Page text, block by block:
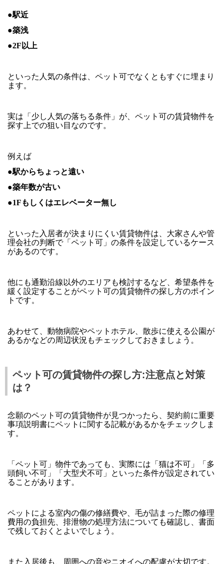
●駅近
●築浅
●2F以上
といった人気の条件は、ペット可でなくともすぐに埋まり
ます。
実は「少し人気の落ちる条件」が、ペット可の賃貸物件を
探す上での狙い目なのです。
例えば
●駅からちょっと遠い
●築年数が古い
●1Fもしくはエレベーター無し
といった入居者が決まりにくい賃貸物件は、大家さんや管
理会社の判断で「ペット可」の条件を設定しているケース
があるのです。
他にも通勤沿線以外のエリアも検討するなど、希望条件を
緩く設定することがペット可の賃貸物件の探し方のポイン
トです。
あわせて、動物病院やペットホテル、散歩に使える公園が
あるかなどの周辺状況もチェックしておきましょう。
ペット可の賃貸物件の探し方:注意点と対策
は？
念願のペット可の賃貸物件が見つかったら、契約前に重要
事項説明書にペットに関する記載があるかをチェックしま
す。
「ペット可」物件であっても、実際には「猫は不可」「多
頭飼い不可」「大型犬不可」といった条件が設定されてい
ることがあります。
ペットによる室内の傷の修繕費や、毛が詰まった際の修理
費用の負担先、排泄物の処理方法についても確認し、書面
で残しておくとよいでしょう。
また入居後も、周囲への音やニオイへの配慮が大切です。